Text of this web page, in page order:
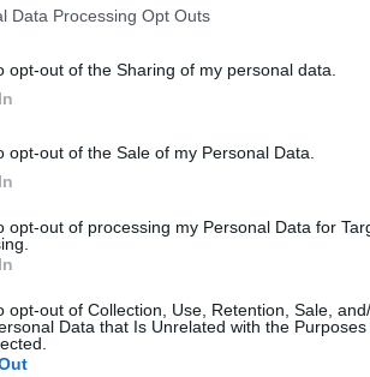
Data Processing Opt Outs
opt-out of the Sharing of my personal data.
opt-out of the Sale of my Personal Data.
opt-out of processing my Personal Data for
opt-out of Collection, Use, Retention, Sale,
Data that Is Unrelated with the
ellátás, és erre jött az elhúzódó ukrán
– az utolsó